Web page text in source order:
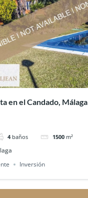
en el Candado, Málaga
4 baños 1500 m²
Inversión